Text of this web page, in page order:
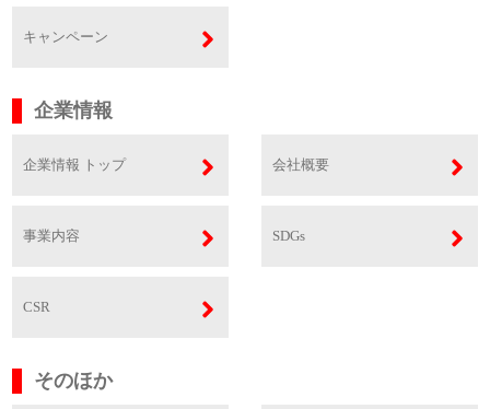
キャンペーン
企業情報
企業情報 トップ 会社概要
事業内容 SDGs
CSR
そのほか